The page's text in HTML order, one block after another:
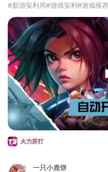
#新游安利局#游戏安利#游戏推
火力苏打
一只小鹿饼